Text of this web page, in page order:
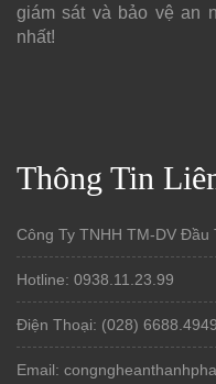
giám sát và bảo vệ an
nhất!
Thông Tin
Công Ty TNHH TM-DV Đầu
Hotline: 0938.11.23.99
Điện Thoại: (028) 6688.4949
Email: